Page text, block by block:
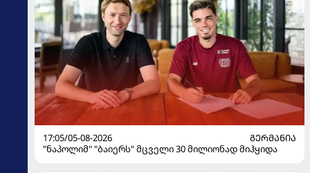
17:05/05-08-2026
ᲒᲔᲠᲛᲐᲜᲘᲐ
"ნაპოლიმ" "ბაიერს" მცველი 30 მილიონად მიჰყიდა